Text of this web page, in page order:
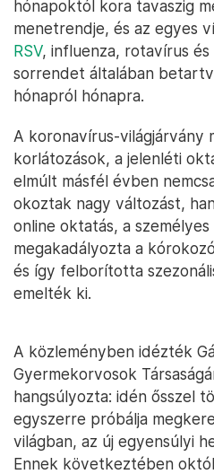
hónapoktól kora tavaszig
menetrendje, és az egyes
RSV, influenza, rotavírus és
sorrendet általában
hónapról hónapra.
A koronavírus-világjárvány
korlátozások, a jelenléti
elmúlt másfél évben
okoztak nagy változást,
online oktatás, a
megakadályozta a
és így felborította
emelték ki.
A közleményben idézték
Gyermekorvosok
hangsúlyozta: idén ősszel
egyszerre próbálja
világban, az új egyensúlyi
Ennek következtében